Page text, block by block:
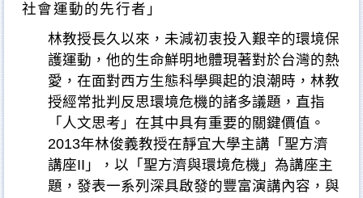
社會運動的先行者」
林教授長久以來，未減初衷投入艱辛的環境保
護運動，他的生命鮮明地體現著對於台灣的熱
愛，在面對西方生態科學興起的浪潮時，林教
授經常批判反思環境危機的諸多議題，直指
「人文思考」在其中具有重要的關鍵價值。
2013年林俊義教授在靜宜大學主講「聖方濟
講座II」，以「聖方濟與環境危機」為講座主
題，發表一系列深具啟發的豐富演講內容，與